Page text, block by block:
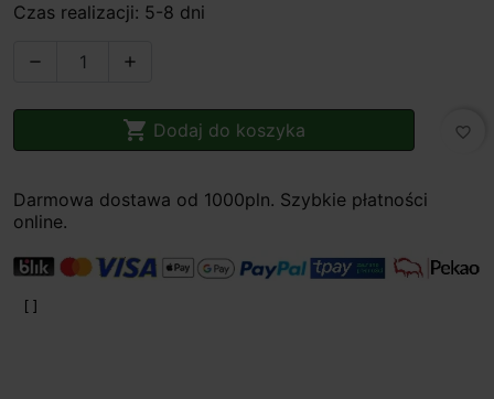
Czas realizacji: 5-8 dni
 
 Dodaj do koszyka favorite_border
Darmowa dostawa od 1000pln. Szybkie płatności
online.